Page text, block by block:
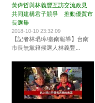
黃偉哲與林義豐互訪交流政見
共同建構君子競爭 推動優質市
長選舉
2018-10-10 23:32:09
【記者林琨璋/臺南報導】台南
市長無黨籍候選人林義豐...